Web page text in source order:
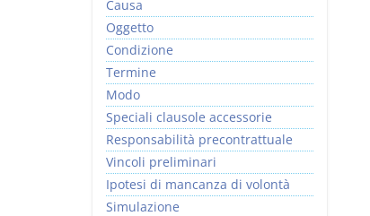
Causa
Oggetto
Condizione
Termine
Modo
Speciali clausole accessorie
Responsabilità precontrattuale
Vincoli preliminari
Ipotesi di mancanza di volontà
Simulazione